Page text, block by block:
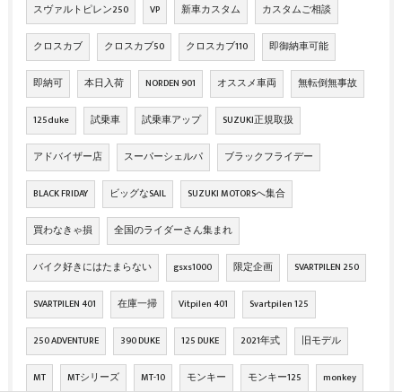
スヴァルトピレン250 VP 新車カスタム カスタムご相談
クロスカブ クロスカブ50 クロスカブ110 即御納車可能
即納可 本日入荷 NORDEN 901 オススメ車両 無転倒無事故
125duke 試乗車 試乗車アップ SUZUKI正規取扱
アドバイザー店 スーパーシェルパ ブラックフライデー
BLACK FRIDAY ビッグなSAIL SUZUKI MOTORSへ集合
買わなきゃ損 全国のライダーさん集まれ
バイク好きにはたまらない gsxs1000 限定企画 SVARTPILEN 250
SVARTPILEN 401 在庫一掃 Vitpilen 401 Svartpilen 125
250 ADVENTURE 390 DUKE 125 DUKE 2021年式 旧モデル
MT MTシリーズ MT-10 モンキー モンキー125 monkey